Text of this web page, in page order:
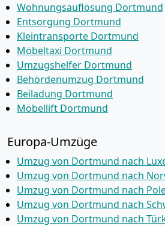
Wohnungsauflösung Dortmund
Entsorgung Dortmund
Kleintransporte Dortmund
Möbeltaxi Dortmund
Umzugshelfer Dortmund
Behördenumzug Dortmund
Beiladung Dortmund
Möbellift Dortmund
Europa-Umzüge
Umzug von Dortmund nach
Umzug von Dortmund nach
Umzug von Dortmund nach
Umzug von Dortmund nach
Umzug von Dortmund nach